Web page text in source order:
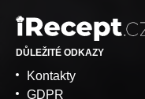
DŮLEŽITÉ ODKAZY
Kontakty
GDPR